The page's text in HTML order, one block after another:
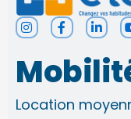
I
n
t
a
g
a
F
a
e
b
o
k
L
i
k
e
d
n
Location